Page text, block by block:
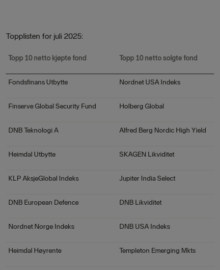
Topplisten for juli 2025:
Topp 10 netto kjøpte fond Topp 10 netto solgte fond
Fondsfinans Utbytte Nordnet USA Indeks
Finserve Global Security Fund Holberg Global
DNB Teknologi A Alfred Berg Nordic High Yield
Heimdal Utbytte SKAGEN Likviditet
KLP AksjeGlobal Indeks Jupiter India Select
DNB European Defence DNB Likviditet
Nordnet Norge Indeks DNB USA Indeks
Heimdal Høyrente Templeton Emerging Mkts